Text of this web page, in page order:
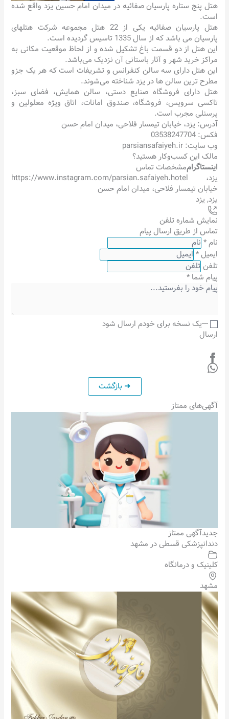
هتل پنج ستاره پارسیان صفائیه در میدان امام حسین یزد واقع شده
است.
هتل پارسیان صفائیه یکی از 22 هتل مجموعه شرکت هتلهای
پارسیان می باشد که از سال 1335 تاسیس گردیده است.
این هتل از دو قسمت باغ تشکیل شده و از لحاظ موقعیت مکانی به
مراکز خرید شهر و آثار باستانی آن نزدیک می‌باشد.
این هتل دارای سه سالن کنفرانس و تشریفات است که هر یک جزو
مطرح ترین سالن ها در یزد شناخته می‌شوند.
هتل دارای فروشگاه صنایع دستی، سالن همایش، فضای سبز،
تاکسی سرویس، فروشگاه، صندوق امانات، اتاق ویژه معلولین و
پرسنلی مجرب است.
آدرس: یزد، خیابان تیمسار فلاحی، میدان امام حسن
فکس: 03538247704
وب سایت: parsiansafaiyeh.ir
مالک این کسب‌وکار هستید؟
اینستاگرام
https://www.instagram.com/parsian.safaiyeh.hotel
مشخصات تماس
یزد،
خیابان تیمسار فلاحی، میدان امام حسن
یزد, یزد
نمایش شماره تلفن
تماس از طریق ارسال پیام
نام*
ایمیل*
تلفن
پیام شما*
---یک نسخه برای خودم ارسال شود
ارسال
آگهی‌های ممتاز
جدیدآگهی ممتاز
دندانپزشکی قسطی در مشهد
کلینیک و درمانگاه
مشهد